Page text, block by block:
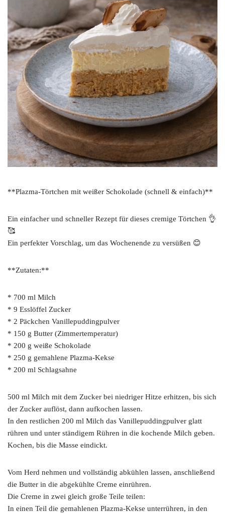
**Plazma-Törtchen mit weißer Schokolade (schnell & einfach)**
Ein einfacher und schneller Rezept für dieses cremige Törtchen 👌
🥰
Ein perfekter Vorschlag, um das Wochenende zu versüßen 😊
**Zutaten:**
* 700 ml Milch
* 9 Esslöffel Zucker
* 2 Päckchen Vanillepuddingpulver
* 150 g Butter (Zimmertemperatur)
* 200 g weiße Schokolade
* 250 g gemahlene Plazma-Kekse
* 200 ml Schlagsahne
500 ml Milch mit dem Zucker bei niedriger Hitze erhitzen, bis sich
der Zucker auflöst, dann aufkochen lassen.
In den restlichen 200 ml Milch das Vanillepuddingpulver glatt
rühren und unter ständigem Rühren in die kochende Milch geben.
Kochen, bis die Masse eindickt.
Vom Herd nehmen und vollständig abkühlen lassen, anschließend
die Butter in die abgekühlte Creme einrühren.
Die Creme in zwei gleich große Teile teilen:
In einen Teil die gemahlenen Plazma-Kekse unterrühren, in den